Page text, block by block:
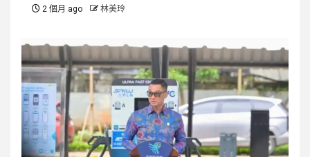
2 個月 ago 林美玲